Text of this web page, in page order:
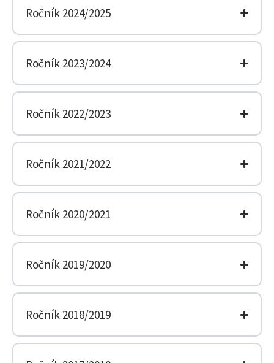
Ročník 2024/2025
Ročník 2023/2024
Ročník 2022/2023
Ročník 2021/2022
Ročník 2020/2021
Ročník 2019/2020
Ročník 2018/2019